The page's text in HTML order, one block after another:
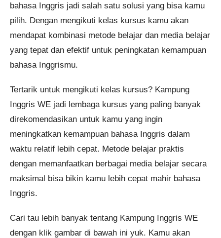
bahasa Inggris jadi salah satu solusi yang bisa kamu
pilih. Dengan mengikuti kelas kursus kamu akan
mendapat kombinasi metode belajar dan media belajar
yang tepat dan efektif untuk peningkatan kemampuan
bahasa Inggrismu.
Tertarik untuk mengikuti kelas kursus? Kampung
Inggris WE jadi lembaga kursus yang paling banyak
direkomendasikan untuk kamu yang ingin
meningkatkan kemampuan bahasa Inggris dalam
waktu relatif lebih cepat. Metode belajar praktis
dengan memanfaatkan berbagai media belajar secara
maksimal bisa bikin kamu lebih cepat mahir bahasa
Inggris.
Cari tau lebih banyak tentang Kampung Inggris WE
dengan klik gambar di bawah ini yuk. Kamu akan